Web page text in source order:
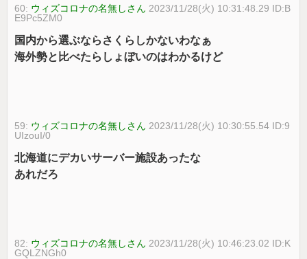
60: ウィズコロナの名無しさん 2023/11/28(火) 10:31:48.29 ID:B
E9Pc5ZM0
国内から選ぶならさくらしかないわなぁ
海外勢と比べたらしょぼいのはわかるけど
59: ウィズコロナの名無しさん 2023/11/28(火) 10:30:55.54 ID:9
UIzouI/0
北海道にデカいサーバー施設あったな
あれだろ
82: ウィズコロナの名無しさん 2023/11/28(火) 10:46:23.02 ID:K
GQLZNGh0